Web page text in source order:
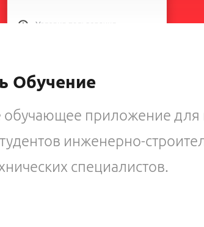
Обучение
обучающее приложение для
инженерно-
специалистов.